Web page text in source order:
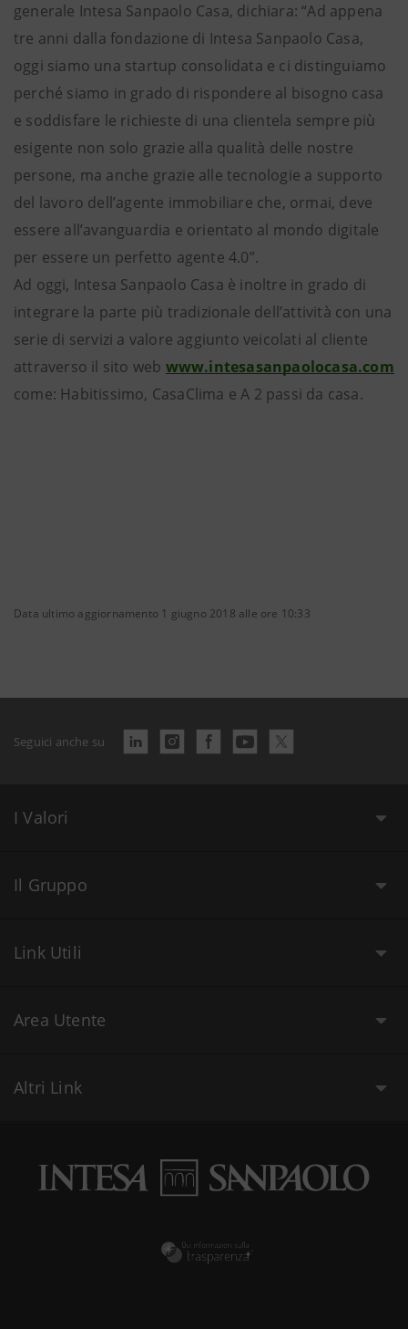
generale Intesa Sanpaolo Casa, dichiara: “Ad appena
tre anni dalla fondazione di Intesa Sanpaolo Casa,
oggi siamo una startup consolidata e ci distinguiamo
perché siamo in grado di rispondere al bisogno casa
e soddisfare le richieste di una clientela sempre più
esigente non solo grazie alla qualità delle nostre
persone, ma anche grazie alle tecnologie a supporto
del lavoro dell’agente immobiliare che, ormai, deve
essere all’avanguardia e orientato al mondo digitale
per essere un perfetto agente 4.0”.
Ad oggi, Intesa Sanpaolo Casa è inoltre in grado di
integrare la parte più tradizionale dell’attività con una
serie di servizi a valore aggiunto veicolati al cliente
attraverso il sito web www.intesasanpaolocasa.com
come: Habitissimo, CasaClima e A 2 passi da casa.
Data ultimo aggiornamento 1 giugno 2018 alle ore 10:33
Seguici anche su
I Valori
Il Gruppo
Link Utili
Area Utente
Altri Link